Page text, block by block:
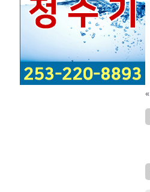
«